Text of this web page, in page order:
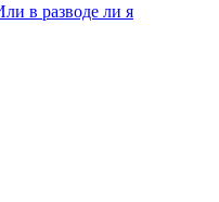
в разводе ли я